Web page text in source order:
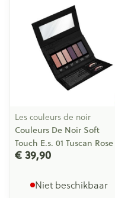
Les couleurs de noir
Couleurs De Noir Soft
Touch E.s. 01 Tuscan Rose
€ 39,90
Niet beschikbaar